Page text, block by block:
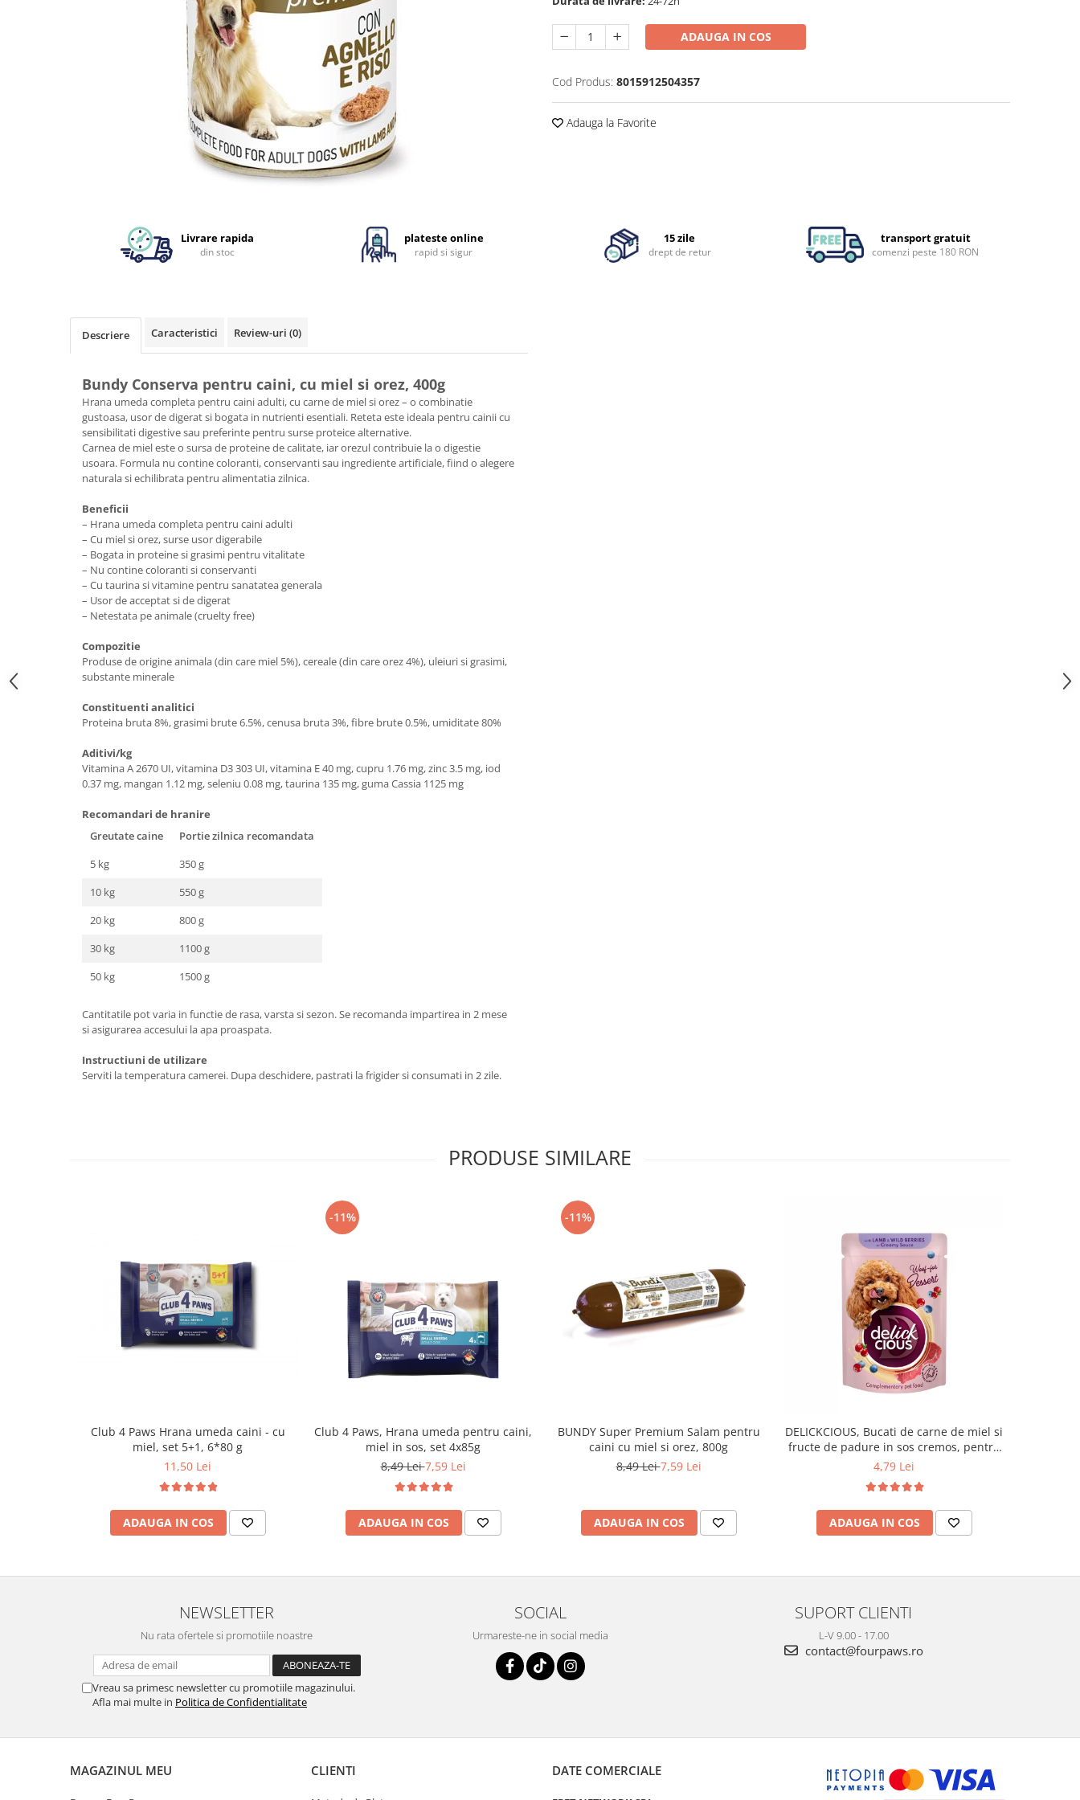
ADAUGA IN COS
Cod Produs: 8015912504357
Adauga la Favorite
Livrare rapida
din stoc
plateste online
rapid si sigur
15 zile
drept de retur
transport gratuit
comenzi peste 180 RON
Descriere Caracteristici Review-uri (0)
Bundy Conserva pentru caini, cu miel si orez, 400g
Hrana umeda completa pentru caini adulti, cu carne de miel si orez – o combinatie
gustoasa, usor de digerat si bogata in nutrienti esentiali. Reteta este ideala pentru cainii cu
sensibilitati digestive sau preferinte pentru surse proteice alternative.
Carnea de miel este o sursa de proteine de calitate, iar orezul contribuie la o digestie
usoara. Formula nu contine coloranti, conservanti sau ingrediente artificiale, fiind o alegere
naturala si echilibrata pentru alimentatia zilnica.
Beneficii
– Hrana umeda completa pentru caini adulti
– Cu miel si orez, surse usor digerabile
– Bogata in proteine si grasimi pentru vitalitate
– Nu contine coloranti si conservanti
– Cu taurina si vitamine pentru sanatatea generala
– Usor de acceptat si de digerat
– Netestata pe animale (cruelty free)
Compozitie
Produse de origine animala (din care miel 5%), cereale (din care orez 4%), uleiuri si grasimi,
substante minerale
Constituenti analitici
Proteina bruta 8%, grasimi brute 6.5%, cenusa bruta 3%, fibre brute 0.5%, umiditate 80%
Aditivi/kg
Vitamina A 2670 UI, vitamina D3 303 UI, vitamina E 40 mg, cupru 1.76 mg, zinc 3.5 mg, iod
0.37 mg, mangan 1.12 mg, seleniu 0.08 mg, taurina 135 mg, guma Cassia 1125 mg
Recomandari de hranire
Greutate caine
Portie zilnica recomandata
5 kg
350 g
10 kg
550 g
20 kg
800 g
30 kg
1100 g
50 kg
1500 g
Cantitatile pot varia in functie de rasa, varsta si sezon. Se recomanda impartirea in 2 mese
si asigurarea accesului la apa proaspata.
Instructiuni de utilizare
Serviti la temperatura camerei. Dupa deschidere, pastrati la frigider si consumati in 2 zile.
PRODUSE SIMILARE
Club 4 Paws Hrana umeda caini - cu
miel, set 5+1, 6*80 g
11,50 Lei
ADAUGA IN COS
-11%
Club 4 Paws, Hrana umeda pentru caini,
miel in sos, set 4x85g
8,49 Lei7,59 Lei
ADAUGA IN COS
-11%
BUNDY Super Premium Salam pentru
caini cu miel si orez, 800g
8,49 Lei7,59 Lei
ADAUGA IN COS
DELICKCIOUS, Bucati de carne de miel si
fructe de padure in sos cremos, pentru
caini, 80g
4,79 Lei
ADAUGA IN COS
NEWSLETTER
Nu rata ofertele si promotiile noastre
Vreau sa primesc newsletter cu promotiile magazinului.
Afla mai multe in Politica de Confidentialitate
SOCIAL
Urmareste-ne in social media
SUPORT CLIENTI
L-V 9.00 - 17.00
contact@fourpaws.ro
MAGAZINUL MEU CLIENTI DATE COMERCIALE